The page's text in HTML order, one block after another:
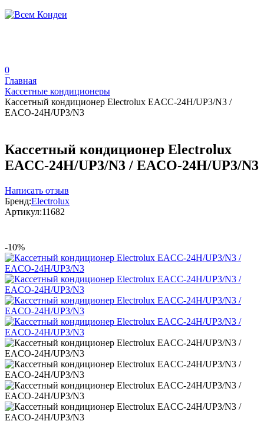
0
Главная
Кассетные кондиционеры
Кассетный кондиционер Electrolux EACC-24H/UP3/N3 /
EACO-24H/UP3/N3
Кассетный кондиционер Electrolux
EACC-24H/UP3/N3 / EACO-24H/UP3/N3
Написать отзыв
Бренд:Electrolux
Артикул:11682
-10%